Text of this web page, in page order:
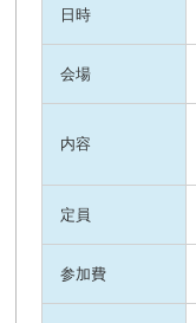
日時
会場
内容
定員
参加費